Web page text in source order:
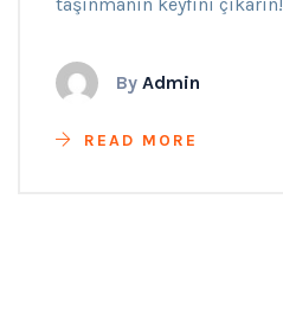
By Admin
READ MORE